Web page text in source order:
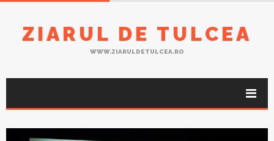
ZIARUL DE TULCEA
WWW.ZIARULDETULCEA.RO